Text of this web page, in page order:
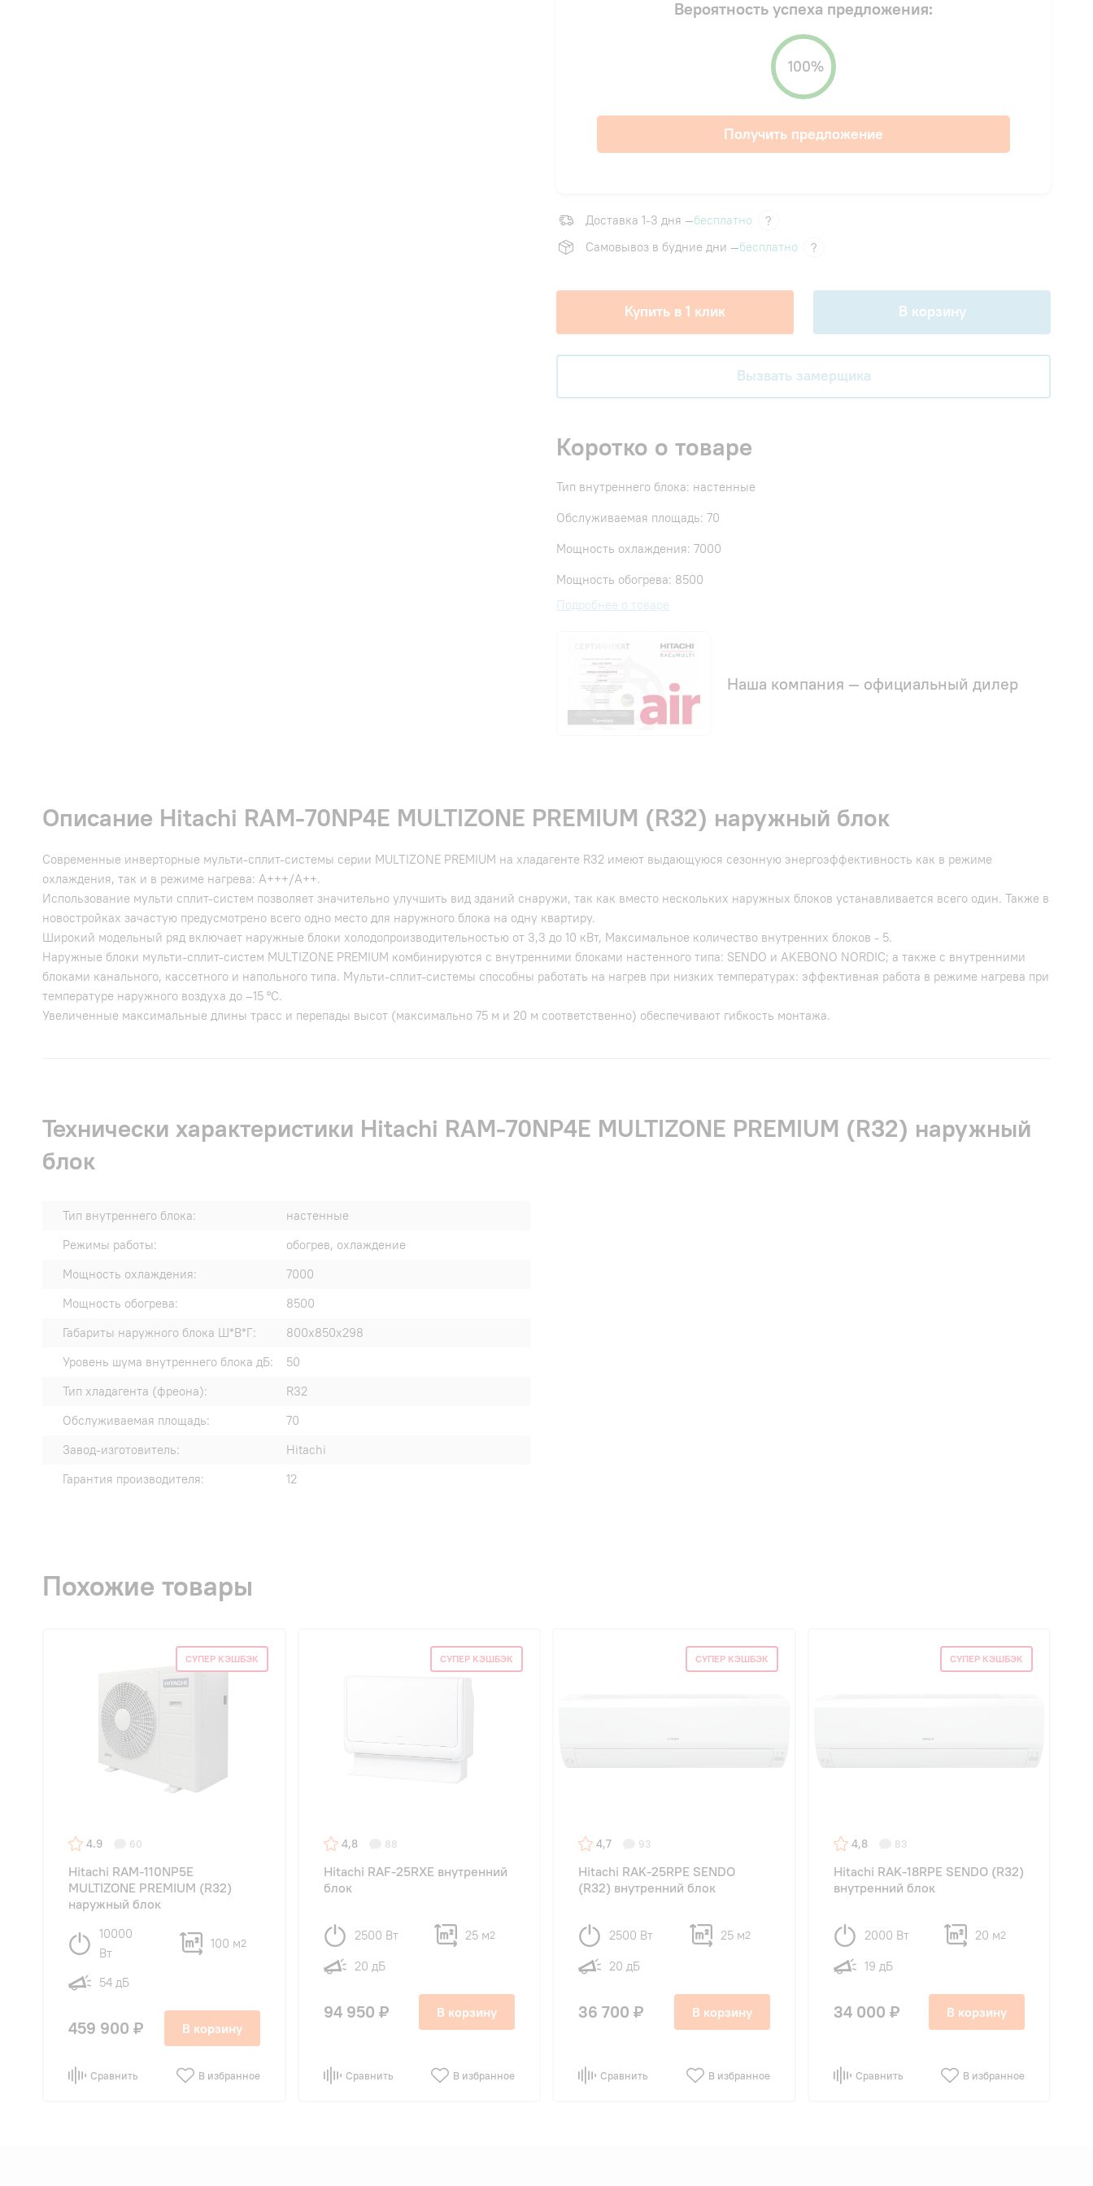
Вероятность успеха предложения:
100%
Получить предложение
Доставка 1-3 дня —бесплатно
?
Самовывоз в будние дни —бесплатно ?
Купить в 1 клик В корзину
Вызвать замерщика
Коротко о товаре
Тип внутреннего блока: настенные
Обслуживаемая площадь: 70
Мощность охлаждения: 7000
Мощность обогрева: 8500
Подробнее о товаре
Наша компания — официальный дилер
Описание Hitachi RAM-70NP4E MULTIZONE PREMIUM (R32) наружный блок
Современные инверторные мульти-сплит-системы серии MULTIZONE PREMIUM на хладагенте R32 имеют выдающуюся сезонную энергоэффективность как в режиме
охлаждения, так и в режиме нагрева: А+++/A++.
Использование мульти сплит-систем позволяет значительно улучшить вид зданий снаружи, так как вместо нескольких наружных блоков устанавливается всего один. Также в
новостройках зачастую предусмотрено всего одно место для наружного блока на одну квартиру.
Широкий модельный ряд включает наружные блоки холодопроизводительностью от 3,3 до 10 кВт, Максимальное количество внутренних блоков - 5.
Наружные блоки мульти-сплит-систем MULTIZONE PREMIUM комбинируются с внутренними блоками настенного типа: SENDO и AKEBONO NORDIC; а также с внутренними
блоками канального, кассетного и напольного типа. Мульти-сплит-системы способны работать на нагрев при низких температурах: эффективная работа в режиме нагрева при
температуре наружного воздуха до –15 °C.
Увеличенные максимальные длины трасс и перепады высот (максимально 75 м и 20 м соответственно) обеспечивают гибкость монтажа.
Технически характеристики Hitachi RAM-70NP4E MULTIZONE PREMIUM (R32) наружный
блок
Тип внутреннего блока:
настенные
Режимы работы:
обогрев, охлаждение
Мощность охлаждения:
7000
Мощность обогрева:
8500
Габариты наружного блока Ш*В*Г:
800x850x298
Уровень шума внутреннего блока дБ:
50
Тип хладагента (фреона):
R32
Обслуживаемая площадь:
70
Завод-изготовитель:
Hitachi
Гарантия производителя:
12
Похожие товары
СУПЕР КЭШБЭК
4.9 60
Hitachi RAM-110NP5E
MULTIZONE PREMIUM (R32)
наружный блок
10000
Вт
100 м2
54 дБ
459 900 ₽ В корзину
Сравнить В избранное
СУПЕР КЭШБЭК
4,8 88
Hitachi RAF-25RXE внутренний
блок
2500 Вт 25 м2
20 дБ
94 950 ₽ В корзину
Сравнить В избранное
СУПЕР КЭШБЭК
4,7 93
Hitachi RAK-25RPE SENDO
(R32) внутренний блок
2500 Вт 25 м2
20 дБ
36 700 ₽ В корзину
Сравнить В избранное
СУПЕР КЭШБЭК
4,8 83
Hitachi RAK-18RPE SENDO (R32)
внутренний блок
2000 Вт 20 м2
19 дБ
34 000 ₽ В корзину
Сравнить В избранное